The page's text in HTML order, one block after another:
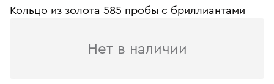
Кольцо из золота 585 пробы c бриллиантами
Нет в наличии